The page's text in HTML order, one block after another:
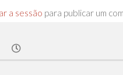
a sessão para publicar um